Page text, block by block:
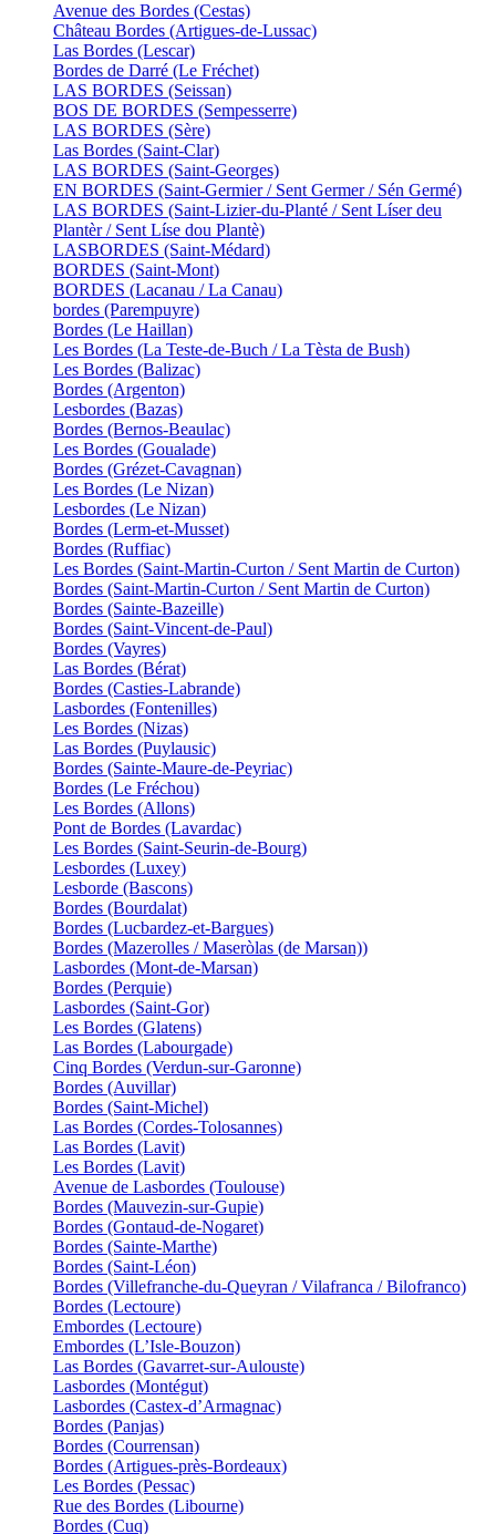
Avenue des Bordes (Cestas)
Château Bordes (Artigues-de-Lussac)
Las Bordes (Lescar)
Bordes de Darré (Le Fréchet)
LAS BORDES (Seissan)
BOS DE BORDES (Sempesserre)
LAS BORDES (Sère)
Las Bordes (Saint-Clar)
LAS BORDES (Saint-Georges)
EN BORDES (Saint-Germier / Sent Germer / Sén Germé)
LAS BORDES (Saint-Lizier-du-Planté / Sent Líser deu
Plantèr / Sent Líse dou Plantè)
LASBORDES (Saint-Médard)
BORDES (Saint-Mont)
BORDES (Lacanau / La Canau)
bordes (Parempuyre)
Bordes (Le Haillan)
Les Bordes (La Teste-de-Buch / La Tèsta de Bush)
Les Bordes (Balizac)
Bordes (Argenton)
Lesbordes (Bazas)
Bordes (Bernos-Beaulac)
Les Bordes (Goualade)
Bordes (Grézet-Cavagnan)
Les Bordes (Le Nizan)
Lesbordes (Le Nizan)
Bordes (Lerm-et-Musset)
Bordes (Ruffiac)
Les Bordes (Saint-Martin-Curton / Sent Martin de Curton)
Bordes (Saint-Martin-Curton / Sent Martin de Curton)
Bordes (Sainte-Bazeille)
Bordes (Saint-Vincent-de-Paul)
Bordes (Vayres)
Las Bordes (Bérat)
Bordes (Casties-Labrande)
Lasbordes (Fontenilles)
Les Bordes (Nizas)
Las Bordes (Puylausic)
Bordes (Sainte-Maure-de-Peyriac)
Bordes (Le Fréchou)
Les Bordes (Allons)
Pont de Bordes (Lavardac)
Les Bordes (Saint-Seurin-de-Bourg)
Lesbordes (Luxey)
Lesborde (Bascons)
Bordes (Bourdalat)
Bordes (Lucbardez-et-Bargues)
Bordes (Mazerolles / Maseròlas (de Marsan))
Lasbordes (Mont-de-Marsan)
Bordes (Perquie)
Lasbordes (Saint-Gor)
Les Bordes (Glatens)
Las Bordes (Labourgade)
Cinq Bordes (Verdun-sur-Garonne)
Bordes (Auvillar)
Bordes (Saint-Michel)
Las Bordes (Cordes-Tolosannes)
Las Bordes (Lavit)
Les Bordes (Lavit)
Avenue de Lasbordes (Toulouse)
Bordes (Mauvezin-sur-Gupie)
Bordes (Gontaud-de-Nogaret)
Bordes (Sainte-Marthe)
Bordes (Saint-Léon)
Bordes (Villefranche-du-Queyran / Vilafranca / Bilofranco)
Bordes (Lectoure)
Embordes (Lectoure)
Embordes (L’Isle-Bouzon)
Las Bordes (Gavarret-sur-Aulouste)
Lasbordes (Montégut)
Lasbordes (Castex-d’Armagnac)
Bordes (Panjas)
Bordes (Courrensan)
Bordes (Artigues-près-Bordeaux)
Les Bordes (Pessac)
Rue des Bordes (Libourne)
Bordes (Cuq)